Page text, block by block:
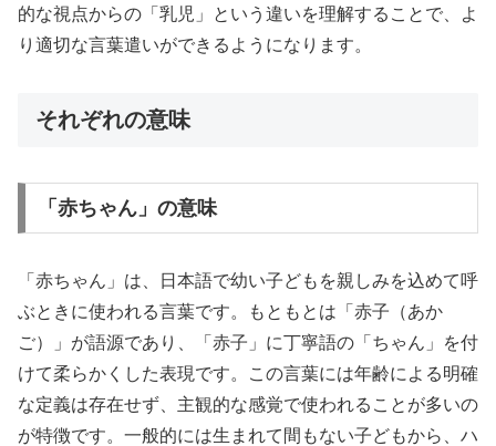
的な視点からの「乳児」という違いを理解することで、よ
り適切な言葉遣いができるようになります。
それぞれの意味
「赤ちゃん」の意味
「赤ちゃん」は、日本語で幼い子どもを親しみを込めて呼
ぶときに使われる言葉です。もともとは「赤子（あか
ご）」が語源であり、「赤子」に丁寧語の「ちゃん」を付
けて柔らかくした表現です。この言葉には年齢による明確
な定義は存在せず、主観的な感覚で使われることが多いの
が特徴です。一般的には生まれて間もない子どもから、ハ